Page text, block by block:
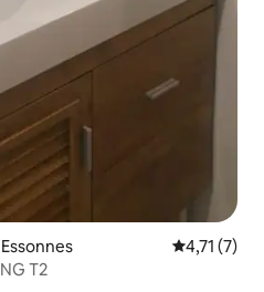
4,71 de
4,71 (7)
T2